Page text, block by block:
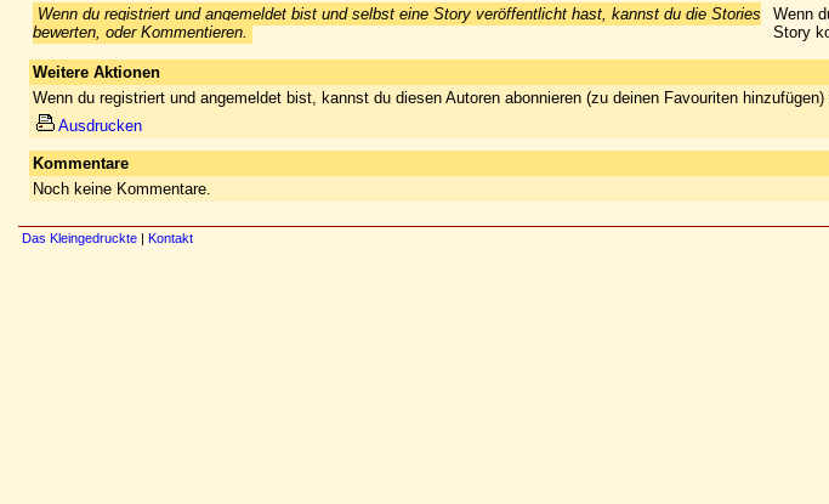
Wenn du registriert und angemeldet bist und selbst eine Story veröffentlicht hast, kannst du die Stories
bewerten, oder Kommentieren.
Wenn
Story
Weitere Aktionen
Wenn du registriert und angemeldet bist, kannst du diesen Autoren abonnieren (zu deinen Favouriten
Ausdrucken
Kommentare
Noch keine Kommentare.
Das Kleingedruckte | Kontakt